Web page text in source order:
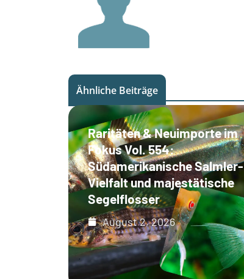
Ähnliche Beiträge
Raritäten & Neuimporte im
Fokus Vol. 554:
Südamerikanische Salmler-
Vielfalt und majestätische
Segelflosser
August 2, 2026